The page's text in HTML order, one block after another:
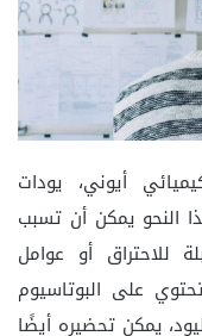
أيوني، يودات
النحو يمكن أن تسبب
للاحتراق أو عوامل
على البوتاسيوم
يمكن تحضيره أيضًا